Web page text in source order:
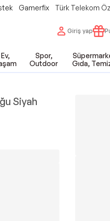
Gamerfix Türk Telekom
Giriş yap
Ev,
Spor,
Outdoor
Gıda,
Siyah